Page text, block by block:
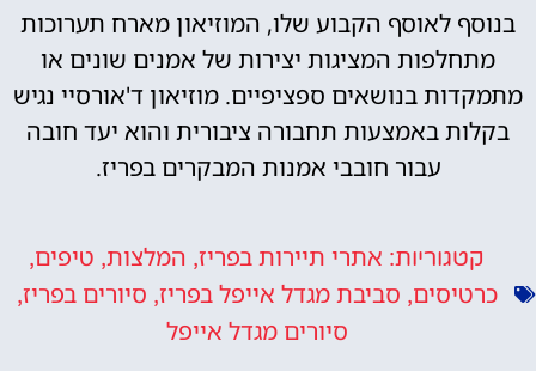
בנוסף לאוסף הקבוע שלו, המוזיאון מארח תערוכות
מתחלפות המציגות יצירות של אמנים שונים או
מתמקדות בנושאים ספציפיים. מוזיאון ד'אורסיי נגיש
בקלות באמצעות תחבורה ציבורית והוא יעד חובה
עבור חובבי אמנות המבקרים בפריז.
קטגוריות: אתרי תיירות בפריז, המלצות, טיפים,
כרטיסים, סביבת מגדל אייפל בפריז, סיורים בפריז,
סיורים מגדל אייפל